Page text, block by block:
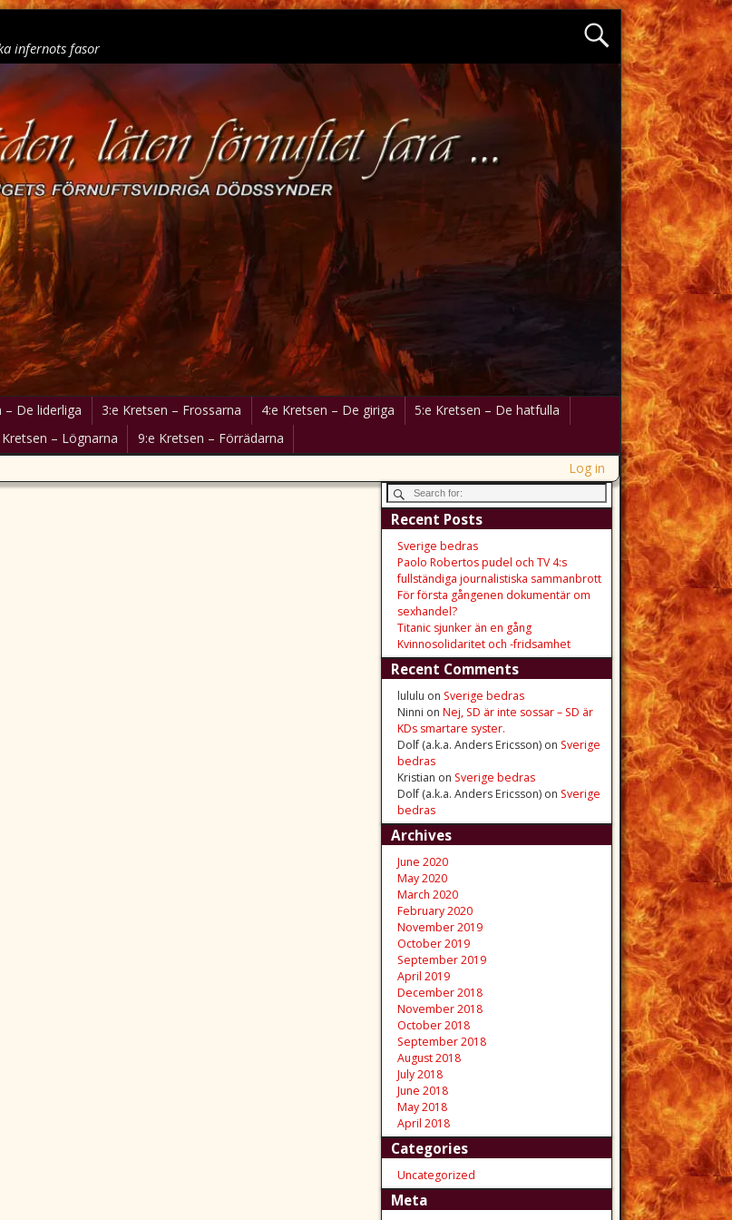
infernots fasor
– De liderliga 3:e Kretsen – Frossarna 4:e Kretsen – De giriga
5:e Kretsen – De hatfulla
– Lögnarna
9:e Kretsen – Förrädarna
Log in
Recent Posts
Sverige bedras
Paolo Robertos pudel och TV 4:s
fullständiga journalistiska sammanbrott
För första gångenen dokumentär om
sexhandel?
Titanic sjunker än en gång
Kvinnosolidaritet och -fridsamhet
Recent Comments
lululu on Sverige bedras
Ninni on Nej, SD är inte sossar – SD är
KDs smartare syster.
Dolf (a.k.a. Anders Ericsson)on Sverige
bedras
Kristian on Sverige bedras
Dolf (a.k.a. Anders Ericsson)on Sverige
bedras
Archives
June 2020
May 2020
March 2020
February 2020
November 2019
October 2019
September 2019
April 2019
December 2018
November 2018
October 2018
September 2018
August 2018
July 2018
June 2018
May 2018
April 2018
Categories
Uncategorized
Meta